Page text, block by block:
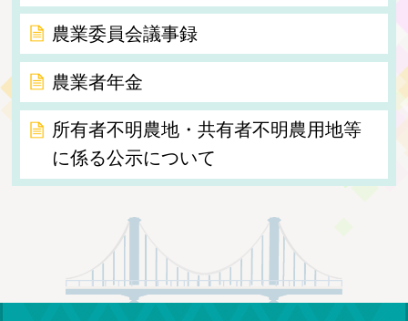
農業委員会議事録
農業者年金
所有者不明農地・共有者不明農用地等
に係る公示について